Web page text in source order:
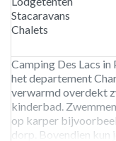
Stacaravans
Chalets
Camping Des Lacs
het departement
verwarmd overdekt
kinderbad.
op karper
dorp. Bovendien kun